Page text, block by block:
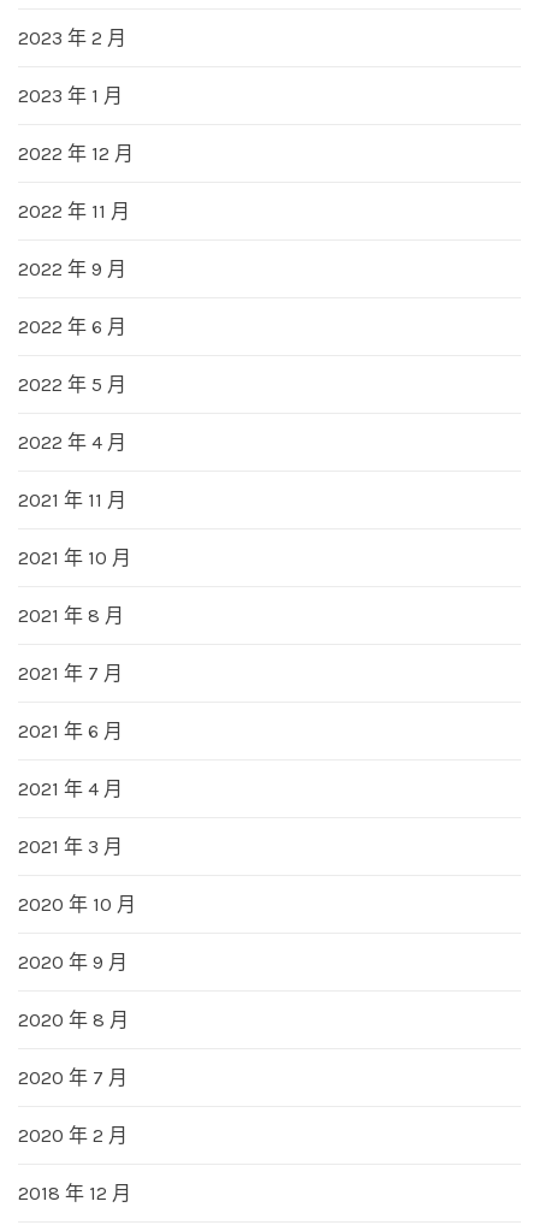
2023 年 2 月
2023 年 1 月
2022 年 12 月
2022 年 11 月
2022 年 9 月
2022 年 6 月
2022 年 5 月
2022 年 4 月
2021 年 11 月
2021 年 10 月
2021 年 8 月
2021 年 7 月
2021 年 6 月
2021 年 4 月
2021 年 3 月
2020 年 10 月
2020 年 9 月
2020 年 8 月
2020 年 7 月
2020 年 2 月
2018 年 12 月